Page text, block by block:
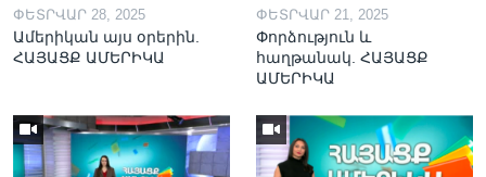
ՓԵՏՐՎԱՐ 28, 2025
Ամերիկան այս օրերին.
ՀԱՅԱՑՔ ԱՄԵՐԻԿԱ
ՓԵՏՐՎԱՐ 21, 2025
Փորձություն և
հաղթանակ. ՀԱՅԱՑՔ
ԱՄԵՐԻԿԱ